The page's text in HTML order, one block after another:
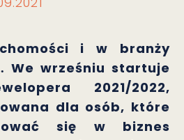
i w branży
We wrześniu startuje
2021/2022,
dla osób, które
się w biznes